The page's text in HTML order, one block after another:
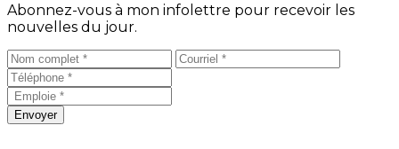
Abonnez-vous à mon infolettre pour recevoir les
nouvelles du jour.
Envoyer